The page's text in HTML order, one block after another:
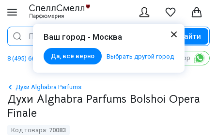
Ваш город - Москва
Да, всё верно Выбрать другой город
Поиск Найти
8 (495) 668 06 02 Написать в WhatsApp
Духи Alghabra Parfums
Духи Alghabra Parfums Bolshoi Opera
Finale
Код товара: 70083